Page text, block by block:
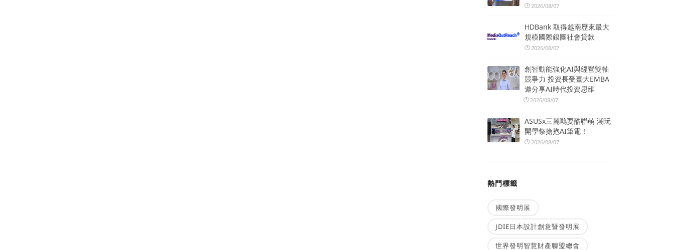
2026/08/07
HDBank 取得越南歷來最大
規模國際銀團社會貸款
2026/08/07
創智動能強化AI與經營雙軸
競爭力 投資長受臺大EMBA
邀分享AI時代投資思維
2026/08/07
ASUSx三麗鷗耍酷聯萌 潮玩
開學祭搶抱AI筆電！
2026/08/07
熱門標籤
國際發明展
JDIE日本設計創意暨發明展
世界發明智慧財產聯盟總會